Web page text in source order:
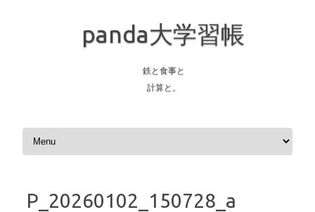
panda大学習帳
鉄と食事と
計算と。
Skip to content
P_20260102_150728_a